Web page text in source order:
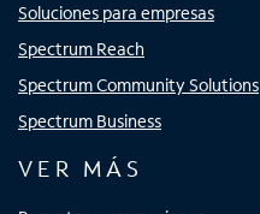
Soluciones para empresas
Spectrum Reach
Spectrum Community Solutions
Spectrum Business
VER MÁS